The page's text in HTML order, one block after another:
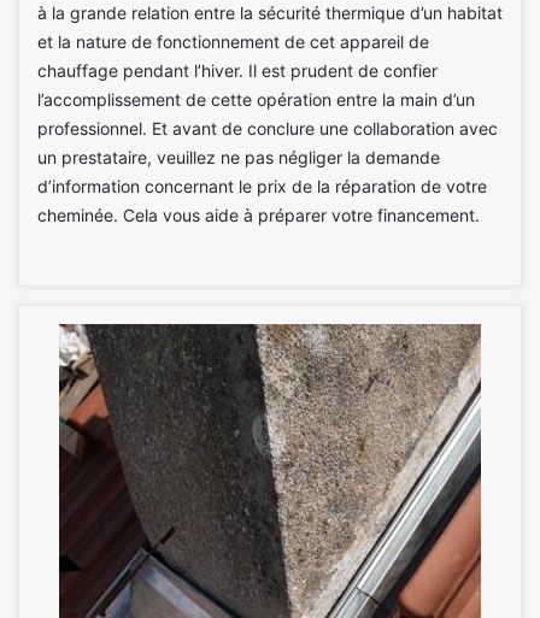
à la grande relation entre la sécurité thermique d’un habitat
et la nature de fonctionnement de cet appareil de
chauffage pendant l’hiver. Il est prudent de confier
l’accomplissement de cette opération entre la main d’un
professionnel. Et avant de conclure une collaboration avec
un prestataire, veuillez ne pas négliger la demande
d’information concernant le prix de la réparation de votre
cheminée. Cela vous aide à préparer votre financement.